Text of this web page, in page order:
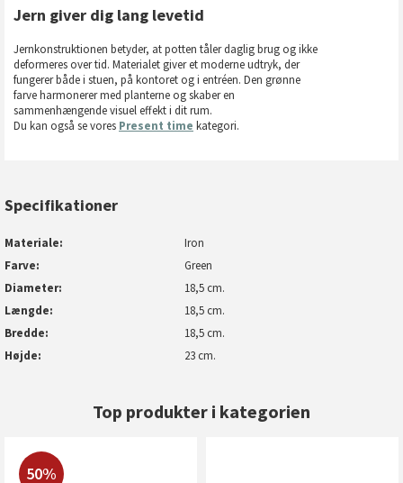
Jern giver dig lang levetid
Jernkonstruktionen betyder, at potten tåler daglig brug og ikke
deformeres over tid. Materialet giver et moderne udtryk, der
fungerer både i stuen, på kontoret og i entréen. Den grønne
farve harmonerer med planterne og skaber en
sammenhængende visuel effekt i dit rum.
Du kan også se vores Present time kategori.
Specifikationer
Materiale
Iron
Farve
Green
Diameter
18,5 cm.
Længde
18,5 cm.
Bredde
18,5 cm.
Højde
23 cm.
Top produkter i kategorien
50%